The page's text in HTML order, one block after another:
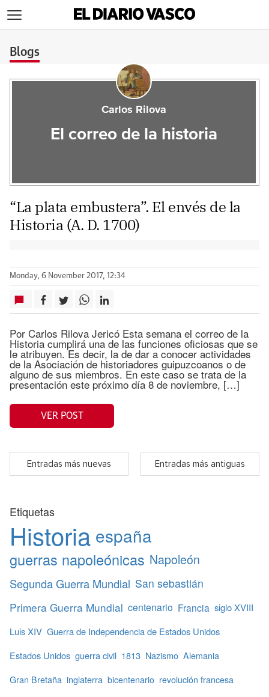
Blogs
Carlos Rilova
El correo de la historia
“La plata embustera”. El envés de la
Historia (A. D. 1700)
Monday, 6 November 2017, 12:34
Por Carlos Rilova Jericó Esta semana el correo de la
Historia cumplirá una de las funciones oficiosas que se
le atribuyen. Es decir, la de dar a conocer actividades
de la Asociación de historiadores guipuzcoanos o de
alguno de sus miembros. En este caso se trata de la
presentación este próximo día 8 de noviembre, […]
VER POST
Entradas más nuevas Entradas más antiguas
Etiquetas
Historia españa
guerras napoleónicas Napoleón
Segunda Guerra Mundial San sebastián
Primera Guerra Mundial centenario Francia siglo XVIII
Luis XIV Guerra de Independencia de Estados Unidos
Estados Unidos guerra civil 1813 Nazismo Alemania
Gran Bretaña inglaterra bicentenario revolución francesa